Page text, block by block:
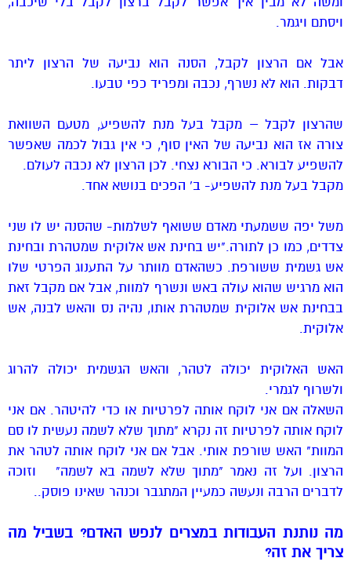
ויסתם ויגמר.
אבל אם הרצון לקבל, הסנה הוא נביעה של הרצון ליתר
דבקות. הוא לא נשרף, נכבה ומפריד כפי טבעו.
שהרצון לקבל – מקבל בעל מנת להשפיע, מטעם השוואת
צורה אז הוא נביעה של האין סוף, כי אין גבול לכמה שאפשר
להשפיע לבורא. כי הבורא נצחי. לכן הרצון לא נכבה לעולם.
מקבל בעל מנת להשפיע- ב' הפכים בנושא אחד.
משל יפה ששמעתי מאדם ששואף לשלמות- שהסנה יש לו שני
צדדים, כמו כן לתורה."יש בחינת אש אלוקית שמטהרת ובחינת
אש גשמית ששורפת. כשהאדם מוותר על התענוג הפרטי שלו
הוא מרגיש שהוא עולה באש ונשרף למוות, אבל אם מקבל זאת
בבחינת אש אלוקית שמטהרת אותו, נהיה נס והאש לבנה, אש
אלוקית.
האש האלוקית יכולה לטהר, והאש הגשמית יכולה להרוג
ולשרוף לגמרי.
השאלה אם אני לוקח אותה לפרטיות או כדי להיטהר. אם אני
לוקח אותה לפרטיות זה נקרא "מתוך שלא לשמה נעשית לו סם
המוות" האש שורפת אותי. אבל אם אני לוקח אותה לטהר את
הרצון. ועל זה נאמר "מתוך שלא לשמה בא לשמה" וזוכה
לדברים הרבה ונעשה כמעיין המתגבר וכנהר שאינו פוסק..
מה נותנת העבודות במצרים לנפש האדם? בשביל מה
צריך את זה?